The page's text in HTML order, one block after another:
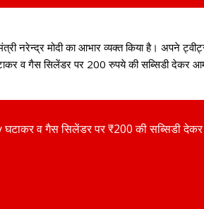
नरेन्द्र मोदी का आभार व्यक्त किया है। अपने
व गैस सिलेंडर पर 200 रुपये की सब्सिडी देकर
व गैस सिलेंडर पर ₹200 की सब्सिडी देकर